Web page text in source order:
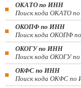
ОКАТО по ИНН
Поиск кода ОКАТО
ОКОПФ по ИНН
Поиск кода ОКОПФ
ОКОГУ по ИНН
Поиск кода ОКОГУ
ОКФС по ИНН
Поиск кода ОКФС по